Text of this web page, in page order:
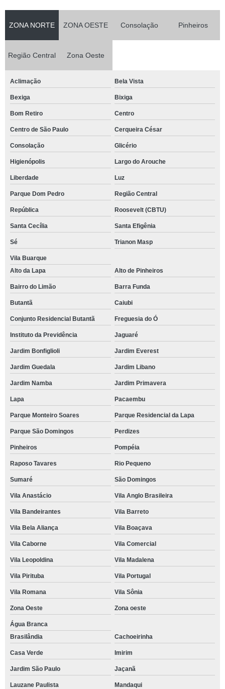
ZONA NORTE ZONA OESTE Consolação Pinheiros
Região Central Zona Oeste
Aclimação Bela Vista
Bexiga Bixiga
Bom Retiro Centro
Centro de São Paulo Cerqueira César
Consolação Glicério
Higienópolis Largo do Arouche
Liberdade Luz
Parque Dom Pedro Região Central
República Roosevelt (CBTU)
Santa Cecília Santa Efigênia
Sé Trianon Masp
Vila Buarque
Alto da Lapa
Alto de Pinheiros
Bairro do Limão Barra Funda
Butantã Caiubi
Conjunto Residencial Butantã Freguesia do Ó
Instituto da Previdência Jaguaré
Jardim Bonfiglioli Jardim Everest
Jardim Guedala Jardim Libano
Jardim Namba Jardim Primavera
Lapa Pacaembu
Parque Monteiro Soares Parque Residencial da Lapa
Parque São Domingos Perdizes
Pinheiros Pompéia
Raposo Tavares Rio Pequeno
Sumaré São Domingos
Vila Anastácio Vila Anglo Brasileira
Vila Bandeirantes Vila Barreto
Vila Bela Aliança Vila Boaçava
Vila Caborne Vila Comercial
Vila Leopoldina Vila Madalena
Vila Pirituba Vila Portugal
Vila Romana Vila Sônia
Zona Oeste Zona oeste
Água Branca
Brasilândia
Cachoeirinha
Casa Verde Imirim
Jardim São Paulo Jaçanã
Lauzane Paulista Mandaqui